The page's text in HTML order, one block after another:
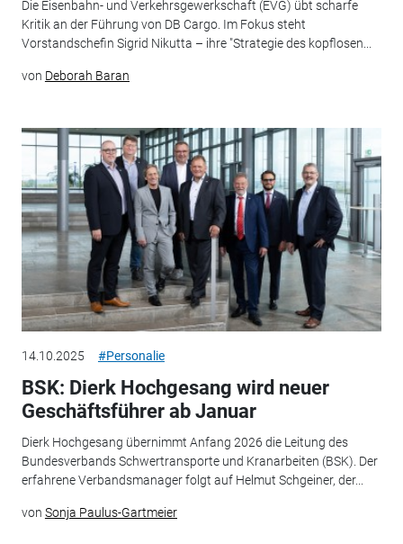
Die Eisenbahn- und Verkehrsgewerkschaft (EVG) übt scharfe
Kritik an der Führung von DB Cargo. Im Fokus steht
Vorstandschefin Sigrid Nikutta – ihre "Strategie des kopflosen...
von Deborah Baran
14.10.2025 #Personalie
BSK: Dierk Hochgesang wird neuer
Geschäftsführer ab Januar
Dierk Hochgesang übernimmt Anfang 2026 die Leitung des
Bundesverbands Schwertransporte und Kranarbeiten (BSK). Der
erfahrene Verbandsmanager folgt auf Helmut Schgeiner, der...
von Sonja Paulus-Gartmeier